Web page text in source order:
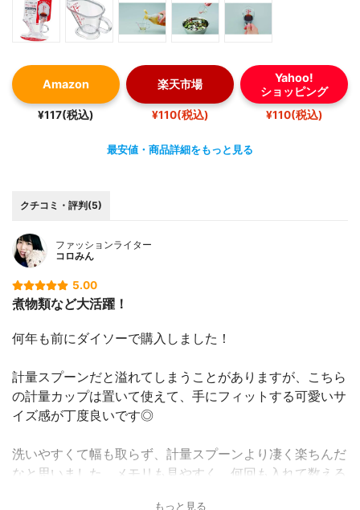
Amazon
¥117(税込)
楽天市場
¥110(税込)
Yahoo!
ショッピング
¥110(税込)
最安値・商品詳細をもっと見る
クチコミ・評判(5)
ファッションライター
コロみん
5.00
煮物類など大活躍！
何年も前にダイソーで購入しました！
計量スプーンだと溢れてしまうことがありますが、こちら
の計量カップは置いて使えて、手にフィットする可愛いサ
イズ感が丁度良いです◎
洗いやすくて幅も取らず、計量スプーンより凄く楽ちんだ
なと思いました。メモリも見やすく、何回も入れて数える
もっと見る